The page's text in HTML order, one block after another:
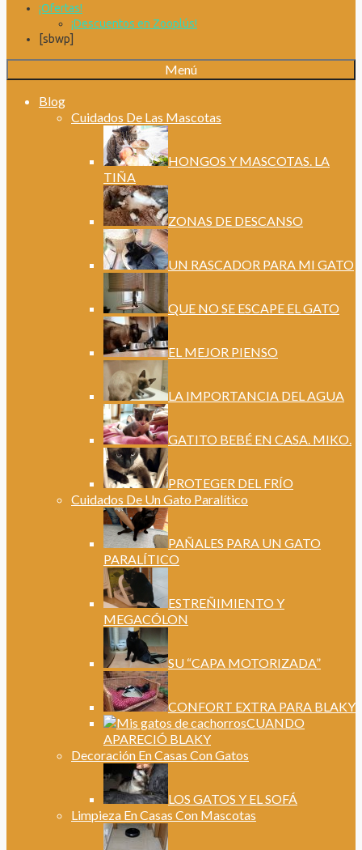
¡Ofertas!
¡Descuentos en Zooplús!
[sbwp]
Menú
Blog
Cuidados De Las Mascotas
HONGOS Y MASCOTAS. LA
TIÑA
ZONAS DE DESCANSO
UN RASCADOR PARA MI GATO
QUE NO SE ESCAPE EL GATO
EL MEJOR PIENSO
LA IMPORTANCIA DEL AGUA
GATITO BEBÉ EN CASA. MIKO.
PROTEGER DEL FRÍO
Cuidados De Un Gato Paralítico
PAÑALES PARA UN GATO
PARALÍTICO
ESTREÑIMIENTO Y
MEGACÓLON
SU “CAPA MOTORIZADA”
CONFORT EXTRA PARA BLAKY
CUANDO
APARECIÓ BLAKY
Decoración En Casas Con Gatos
LOS GATOS Y EL SOFÁ
Limpieza En Casas Con Mascotas